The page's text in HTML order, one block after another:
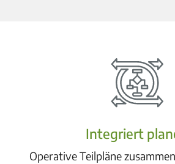
Integriert
Operative Teilpläne